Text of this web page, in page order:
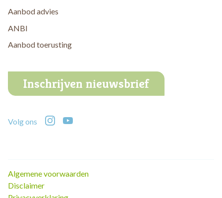
Aanbod advies
ANBI
Aanbod toerusting
Inschrijven nieuwsbrief
Volg ons
Algemene voorwaarden
Disclaimer